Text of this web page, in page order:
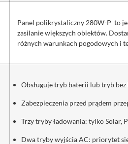
Panel polikrystaliczny 280W-P to
zasilanie większych obiektów.
różnych warunkach pogodowych i
Obsługuje tryb baterii lub tryb
Zabezpieczenia przed prądem
Trzy tryby ładowania: tylko Solar,
Dwa tryby wyjścia AC: priorytet